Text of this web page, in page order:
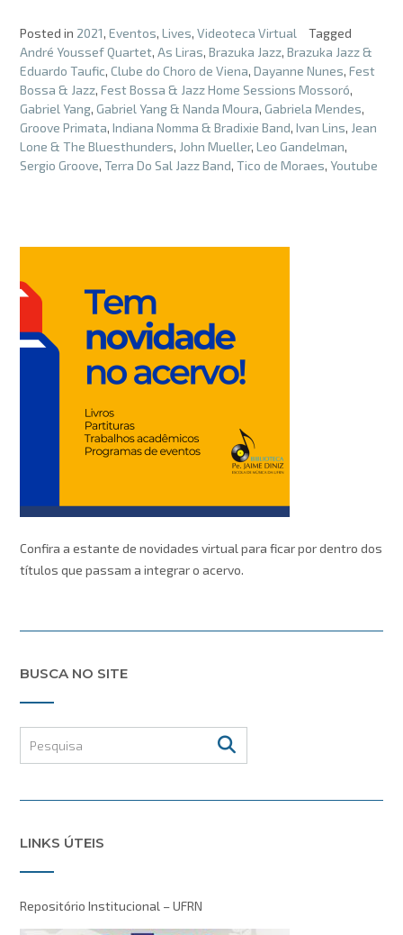
Posted in 2021, Eventos, Lives, Videoteca Virtual
Tagged
André Youssef Quartet, As Liras, Brazuka Jazz, Brazuka Jazz &
Eduardo Taufic, Clube do Choro de Viena, Dayanne Nunes, Fest
Bossa & Jazz, Fest Bossa & Jazz Home Sessions Mossoró,
Gabriel Yang, Gabriel Yang & Nanda Moura, Gabriela Mendes,
Groove Primata, Indiana Nomma & Bradixie Band, Ivan Lins, Jean
Lone & The Bluesthunders, John Mueller, Leo Gandelman,
Sergio Groove, Terra Do Sal Jazz Band, Tico de Moraes, Youtube
Confira a estante de novidades virtual para ficar por dentro dos
títulos que passam a integrar o acervo.
BUSCA NO SITE
LINKS ÚTEIS
Repositório Institucional – UFRN